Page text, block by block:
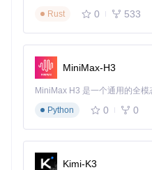
秩(Rank)
LoRA矩阵的
秩
📌 本节重点：
LoRA技术通过训练少量参
果好
核心指标包括损失值、批
场景调整
三、实战演练：四步完
Rust
0 533
MiniMax-H3
Python
0 0
Kimi-K3